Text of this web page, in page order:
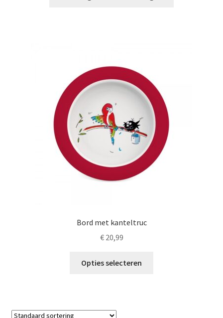
Bord met kanteltruc
€20,99
Opties selecteren